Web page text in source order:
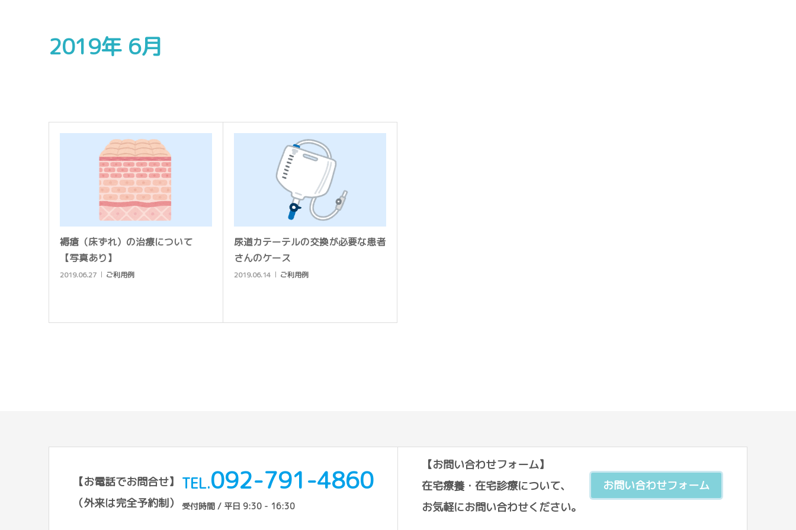
2019年 6月
褥瘡（床ずれ）の治療について
【写真あり】
2019.06.27 ご利用例
尿道カテーテルの交換が必要な患者
さんのケース
2019.06.14 ご利用例
【お電話でお問合せ】
（外来は完全予約制）
TEL.092-791-4860
受付時間 / 平日 9:30 - 16:30
【お問い合わせフォーム】
在宅療養・在宅診療について、
お気軽にお問い合わせください。
お問い合わせフォーム